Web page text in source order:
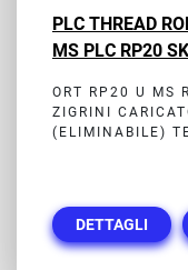
PLC THREAD
MS PLC RP20 SK
ORT RP20 U MS
ZIGRINI
(ELIMINABILE)
DETTAGLI